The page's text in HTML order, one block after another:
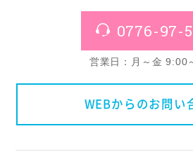
0776-97-
営業日：月～金 9:00
WEBからのお問い